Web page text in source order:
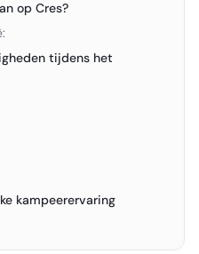
op Cres?
tijdens het
kampeerervaring